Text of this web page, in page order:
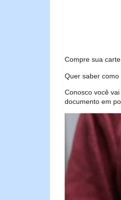
Compre sua
Quer saber como
Conosco você
documento em